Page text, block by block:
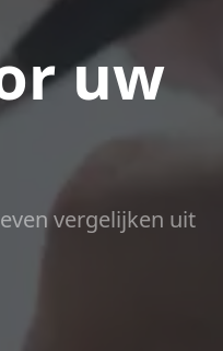
uw
vergelijken uit